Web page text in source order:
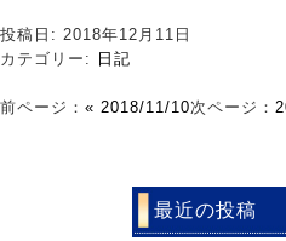
投稿日: 2018年12月11日
カテゴリー: 日記
前ページ： « 2018/11/10次ページ：
最近の投稿